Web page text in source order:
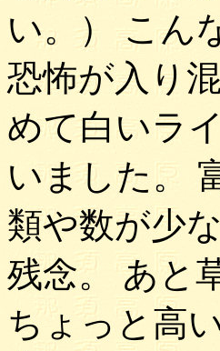
い。） こん
恐怖が入り
めて白いラ
いました。
類や数が少
残念。 あと
ちょっと高